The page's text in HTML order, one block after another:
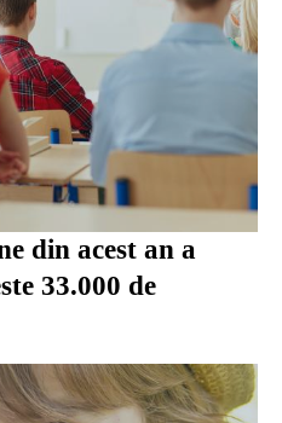
din acest an a
33.000 de